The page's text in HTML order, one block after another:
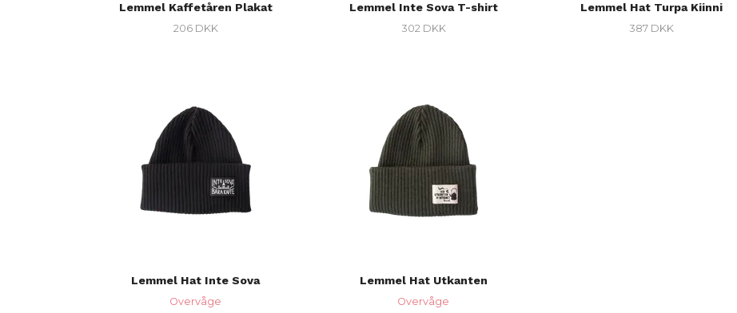
Lemmel Kaffetåren Plakat
206 DKK
Lemmel Inte Sova T-shirt
302 DKK
Lemmel Hat Turpa Kiinni
387 DKK
Lemmel Hat Inte Sova
Overvåge
Lemmel Hat Utkanten
Overvåge